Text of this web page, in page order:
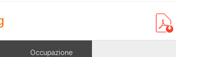
Occupazione